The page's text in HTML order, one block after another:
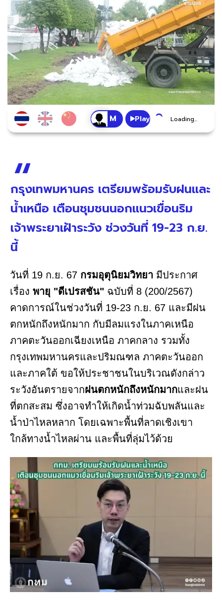
Play Loading...
กรุงเทพมหานคร เตรียมพร้อมรับฝนและ
น้ำเหนือ เตือนชุมชนนอกแนวเขื่อนริม
เจ้าพระยาเฝ้าระวัง ช่วงวันที่ 19-23 ก.ย.
นี้
วันที่ 19 ก.ย. 67 กรมอุตุนิยมวิทยา มีประกาศ
เรื่อง พายุ "ดีเปรสชัน" ฉบับที่ 8 (200/2567)
คาดการณ์ในช่วงวันที่ 19-23 ก.ย. 67 และมีฝน
ตกหนักถึงหนักมาก กับมีลมแรงในภาคเหนือ
ภาคตะวันออกเฉียงเหนือ ภาคกลาง รวมทั้ง
กรุงเทพมหานครและปริมณฑล ภาคตะวันออก
และภาคใต้ ขอให้ประชาชนในบริเวณดังกล่าว
ระวังอันตรายจากฝนตกหนักถึงหนักมากและฝน
ที่ตกสะสม ซึ่งอาจทำให้เกิดน้ำท่วมฉับพลันและ
น้ำป่าไหลหลาก โดยเฉพาะพื้นที่ลาดเชิงเขา
ใกล้ทางน้ำไหลผ่าน และพื้นที่ลุ่มไว้ด้วย